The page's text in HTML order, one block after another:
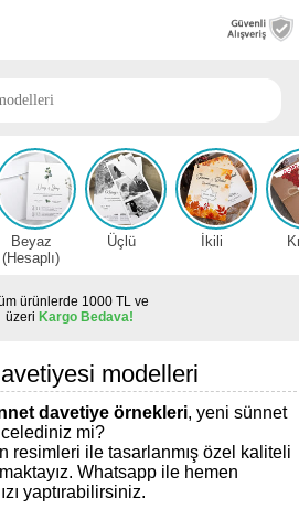
Beyaz
(Hesaplı)
Üçlü İkili
ürünlerde 1000 TL ve
üzeri Kargo Bedava!
modelleri
davetiye örnekleri, yeni sünnet
mi?
resimleri ile tasarlanmış özel kaliteli
Whatsapp ile hemen
yaptırabilirsiniz.